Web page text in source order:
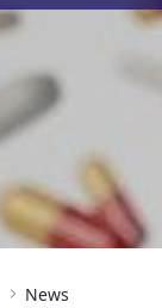
News